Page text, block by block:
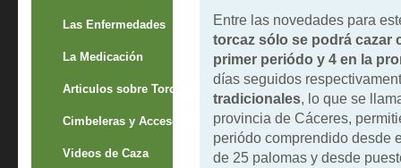
Las Enfermedades
La Medicación
Articulos sobre Torcaces
Cimbeleras y Accesorios
Videos de Caza
Entre las novedades para
torcaz sólo se podrá cazar
primer periódo y 4 en la
días seguidos
tradicionales, lo que se
provincia de Cáceres,
periódo comprendido desde
de 25 palomas y desde